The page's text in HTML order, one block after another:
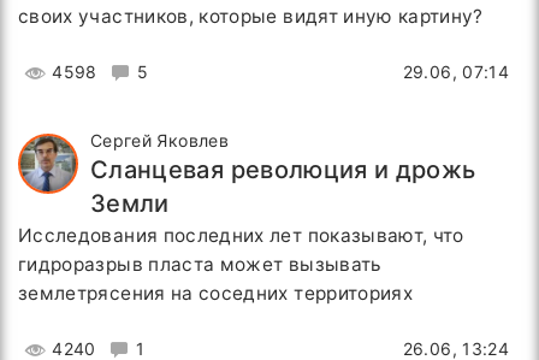
своих участников, которые видят иную картину?
4598 5 29.06, 07:14
Сергей Яковлев
Сланцевая революция и дрожь
Земли
Исследования последних лет показывают, что
гидроразрыв пласта может вызывать
землетрясения на соседних территориях
4240 1 26.06, 13:24